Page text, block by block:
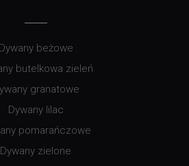
Dywany beżowe
butelkowa zieleń
granatowe
Dywany lilac
pomarańczowe
Dywany zielone